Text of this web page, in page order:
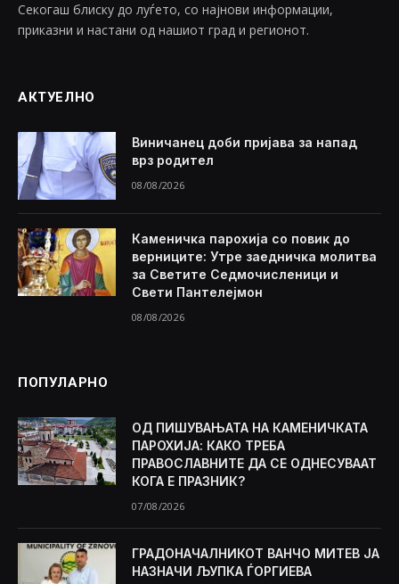
Секогаш блиску до луѓето, со најнови информации,
приказни и настани од нашиот град и регионот.
АКТУЕЛНО
Виничанец доби пријава за напад
врз родител
08/08/2026
Каменичка парохија со повик до
верниците: Утре заедничка молитва
за Светите Седмочисленици и
Свети Пантелејмон
08/08/2026
ПОПУЛАРНО
ОД ПИШУВАЊАТА НА КАМЕНИЧКАТА
ПАРОХИЈА: КАКО ТРЕБА
ПРАВОСЛАВНИТЕ ДА СЕ ОДНЕСУВААТ
КОГА Е ПРАЗНИК?
07/08/2026
ГРАДОНАЧАЛНИКОТ ВАНЧО МИТЕВ ЈА
НАЗНАЧИ ЉУПКА ЃОРГИЕВА